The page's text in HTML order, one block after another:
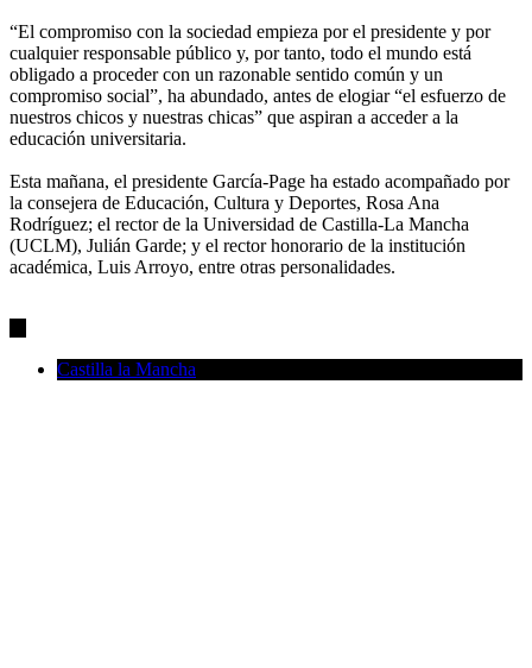
“El compromiso con la sociedad empieza por el presidente y por
cualquier responsable público y, por tanto, todo el mundo está
obligado a proceder con un razonable sentido común y un
compromiso social”, ha abundado, antes de elogiar “el esfuerzo de
nuestros chicos y nuestras chicas” que aspiran a acceder a la
educación universitaria.
Esta mañana, el presidente García-Page ha estado acompañado por
la consejera de Educación, Cultura y Deportes, Rosa Ana
Rodríguez; el rector de la Universidad de Castilla-La Mancha
(UCLM), Julián Garde; y el rector honorario de la institución
académica, Luis Arroyo, entre otras personalidades.
Castilla la Mancha